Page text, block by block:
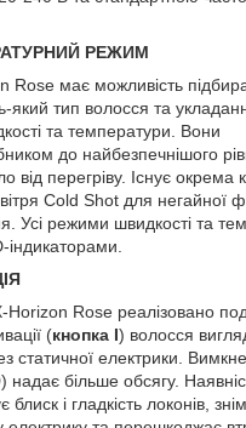
РЕЖИМ
Rose має можливість
який тип волосся та
та температури. Вони
до найбезпечнішого
від перегріву. Існує окрема
Cold Shot для негайної
Усі режими швидкості та
Rose реалізовано
(кнопка I) волосся
статичної електрики.
) надає більше обсягу.
блиск і гладкість локонів,